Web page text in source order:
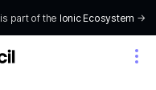
is part of the Ionic Ecosystem ->